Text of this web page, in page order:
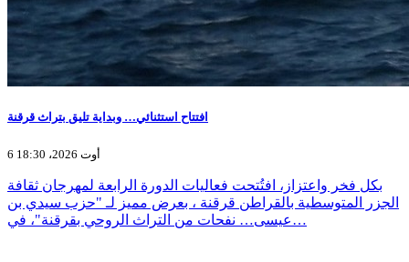
افتتاح استثنائي… وبداية تليق بتراث قرقنة
6 أوت 2026، 18:30
بكل فخر واعتزاز، افتُتحت فعاليات الدورة الرابعة لمهرجان ثقافة
الجزر المتوسطية بالقراطن قرقنة ، بعرض مميز لـ "حزب سيدي بن
عيسى… نفحات من التراث الروحي بقرقنة"، في…